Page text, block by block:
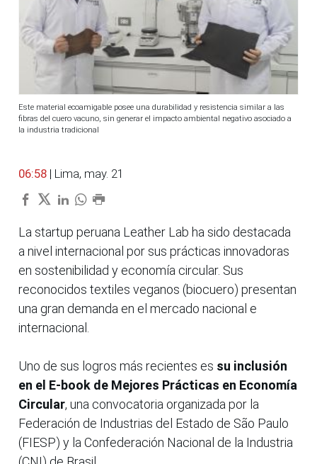
Este material ecoamigable posee una durabilidad y resistencia similar a las
fibras del cuero vacuno, sin generar el impacto ambiental negativo asociado a
la industria tradicional
06:58 | Lima, may. 21
La startup peruana Leather Lab ha sido destacada
a nivel internacional por sus prácticas innovadoras
en sostenibilidad y economía circular. Sus
reconocidos textiles veganos (biocuero) presentan
una gran demanda en el mercado nacional e
internacional.
Uno de sus logros más recientes es su inclusión
en el E-book de Mejores Prácticas en Economía
Circular, una convocatoria organizada por la
Federación de Industrias del Estado de São Paulo
(FIESP) y la Confederación Nacional de la Industria